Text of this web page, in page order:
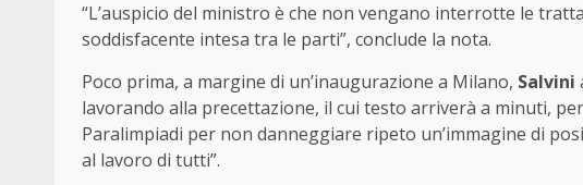
“L’auspicio del ministro è che non vengano interrotte le
soddisfacente intesa tra le parti”, conclude la nota.
Poco prima, a margine di un’inaugurazione a Milano, Salvini
lavorando alla precettazione, il cui testo arriverà a minuti,
Paralimpiadi per non danneggiare ripeto un’immagine di
al lavoro di tutti”.